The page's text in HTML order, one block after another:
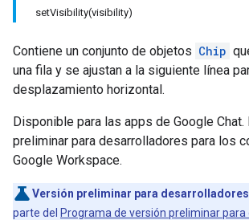
setVisibility(visibility)
Contiene un conjunto de objetos Chip
una fila y se ajustan a la siguiente línea
desplazamiento horizontal.
Disponible para las apps de Google Chat.
preliminar para desarrolladores para los
Google Workspace.
Versión preliminar para
parte del Programa de versión preliminar